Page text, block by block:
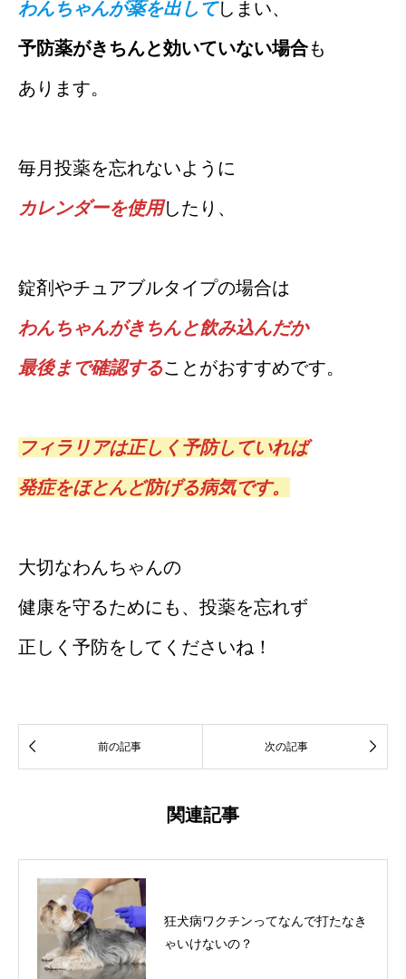
わんちゃんが薬を出してしまい、
予防薬がきちんと効いていない場合も
あります。
毎月投薬を忘れないように
カレンダーを使用したり、
錠剤やチュアブルタイプの場合は
わんちゃんがきちんと飲み込んだか
最後まで確認することがおすすめです。
フィラリアは正しく予防していれば
発症をほとんど防げる病気です。
大切なわんちゃんの
健康を守るためにも、投薬を忘れず
正しく予防をしてくださいね！
 前の記事 次の記事 
関連記事
狂犬病ワクチンってなんで打たなき
ゃいけないの？